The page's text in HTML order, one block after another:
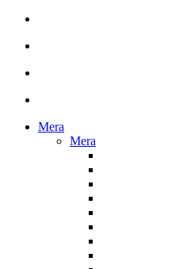
Mera
Mera